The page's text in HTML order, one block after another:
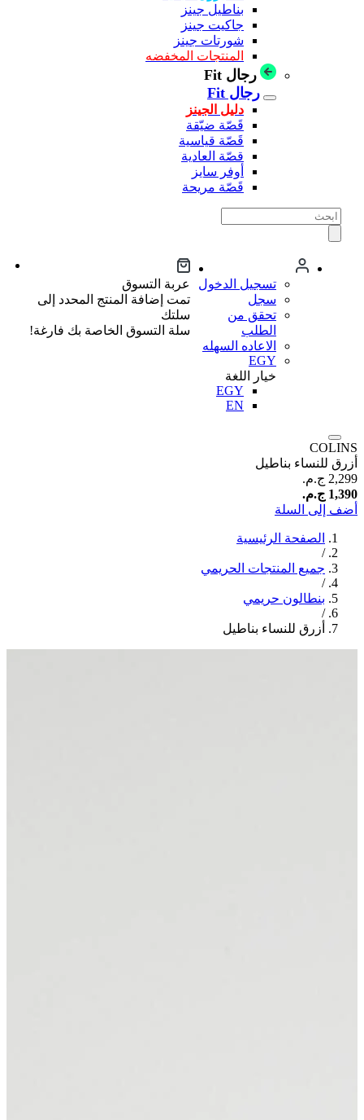
بناطيل جينز
جاكيت جينز
شورتات جينز
المنتجات المخفضه
رجال Fit
رجال Fit
دليل الجينز
قَصّة ضيّقة
قَصّة قياسية
قصّة العادية
أوفر سايز
قَصّة مريحة
تسجيل الدخول
سجل
تحقق من
الطلب
الاعاده السهله
EGY
خيار اللغة
EGY
EN
عربة التسوق
تمت إضافة المنتج المحدد إلى
سلتك
سلة التسوق الخاصة بك فارغة!
COLINS
أزرق للنساء بناطيل
2,299 ج.م.‏
1,390 ج.م.‏
أضف إلى السلة
الصفحة الرئيسية
/
جميع المنتجات الحريمي
/
بنطالون حريمي
/
أزرق للنساء بناطيل